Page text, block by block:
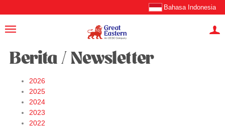
Bahasa Indonesia
Berita / Newsletter
2026
2025
2024
2023
2022